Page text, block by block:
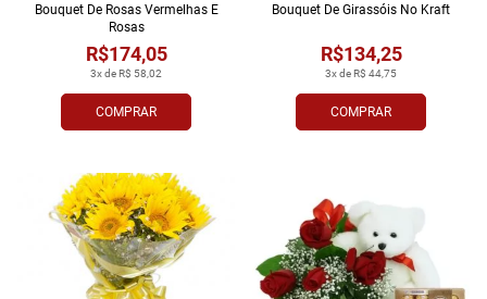
COMPRAR
3x de R$ 58,02
R$174,05
Bouquet De Rosas Vermelhas E
Rosas
COMPRAR
3x de R$ 44,75
R$134,25
Bouquet De Girassóis No Kraft